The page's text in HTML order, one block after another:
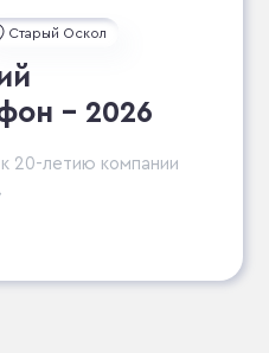
Старый Оскол
- 2026
20-летию компании